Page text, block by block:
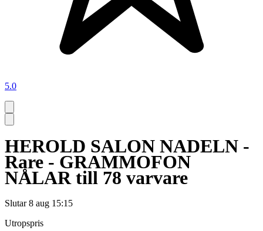
5.0
HEROLD SALON NADELN -
Rare - GRAMMOFON
NÅLAR till 78 varvare
Slutar 8 aug 15:15
Utropspris